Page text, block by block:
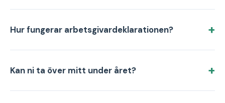
Hur fungerar arbetsgivardeklarationen?
Kan ni ta över mitt under året?